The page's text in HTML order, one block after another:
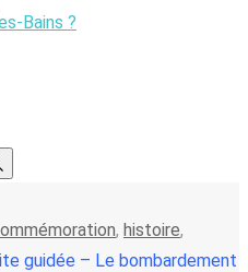
Bains ?
, histoire,
guidée – Le bombardement